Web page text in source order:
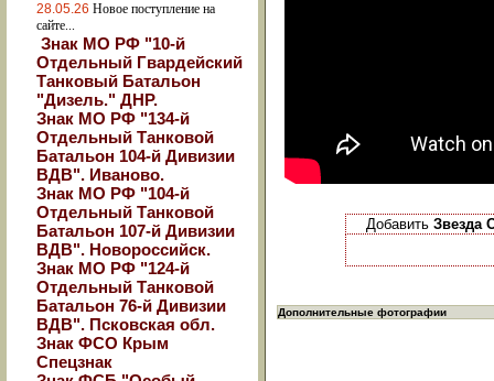
28.05.26 Новое поступление на
сайте...
Знак МО РФ "10-й
Отдельный Гвардейский
Танковый Батальон
"Дизель." ДНР.
Знак МО РФ "134-й
Отдельный Танковой
Батальон 104-й Дивизии
ВДВ". Иваново.
Знак МО РФ "104-й
Отдельный Танковой
Батальон 107-й Дивизии
ВДВ". Новороссийск.
Знак МО РФ "124-й
Отдельный Танковой
Батальон 76-й Дивизии
ВДВ". Псковская обл.
Знак ФСО Крым
Спецзнак
Добавить Звезда
Дополнительные фотографии